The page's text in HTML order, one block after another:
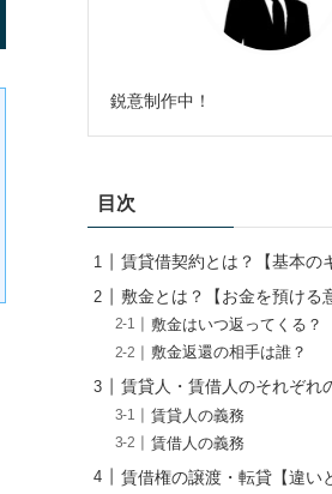
鋭意制作中！
目次
賃貸借契約とは？【基本の
敷金とは？【お金を預ける
敷金はいつ返ってくる？
敷金返還の相手は誰？
賃貸人・賃借人のそれぞれ
賃貸人の義務
賃借人の義務
賃借権の譲渡・転貸【違い